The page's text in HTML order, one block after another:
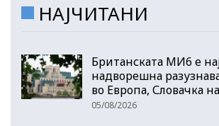
НАЈЧИТАНИ
Британската МИ6 е
надворешна
во Европа, Словачка
05/08/2026